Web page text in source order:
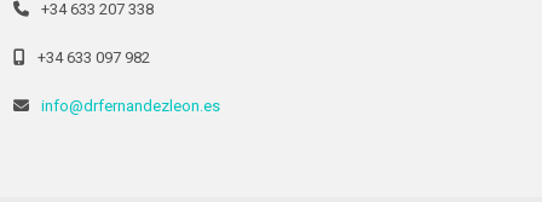
+34 633 207 338
+34 633 097 982
info@drfernandezleon.es